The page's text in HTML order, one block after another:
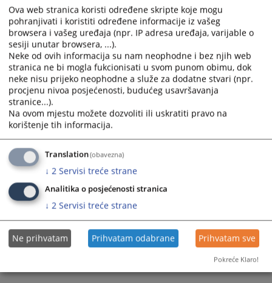
Trenutno nema vijesti
Ova web stranica koristi određene skripte koje mogu
pohranjivati i koristiti određene informacije iz vašeg
browsera i vašeg uređaja (npr. IP adresa uređaja, varijable o
sesiji unutar browsera, ...).
Neke od ovih informacija su nam neophodne i bez njih web
stranica ne bi mogla fukcionisati u svom punom obimu, dok
neke nisu prijeko neophodne a služe za dodatne stvari (npr.
procjenu nivoa posjećenosti, budućeg usavršavanja
stranice...).
Na ovom mjestu možete dozvoliti ili uskratiti pravo na
korištenje tih informacija.
Translation(obavezna)
↓ 2 Servisi treće strane
Analitika o posjećenosti stranica
↓ 2 Servisi treće strane
Ne prihvatam Prihvatam odabrane Prihvatam sve
Pokreće Klaro!